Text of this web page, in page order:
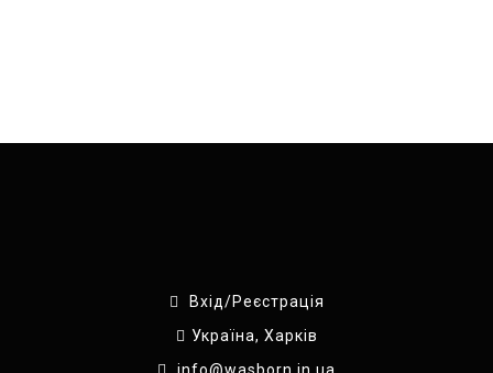
Вхід/Реєстрація
Україна, Харків